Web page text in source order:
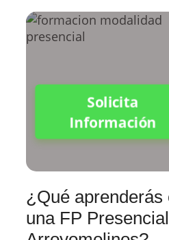
Solicita
Información
¿Qué aprenderás
una FP